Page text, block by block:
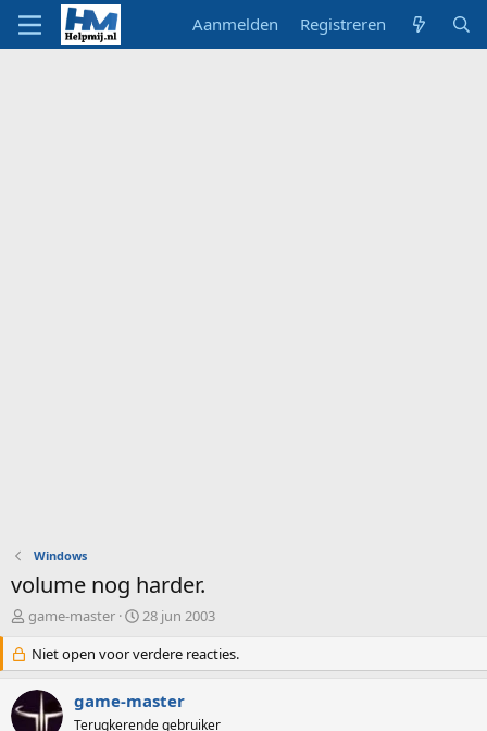
Aanmelden Registreren
Windows
volume nog harder.
O
d
e
r
w
game-master
S
a
r
d
28 jun 2003
Niet open voor verdere reacties.
game-master
Terugkerende gebruiker